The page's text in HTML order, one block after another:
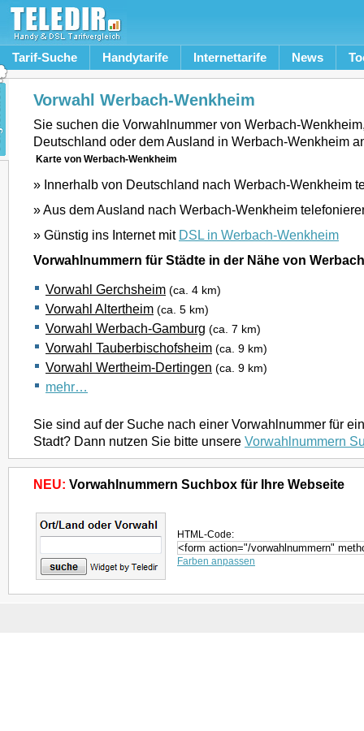
Tarif-Suche Handytarife Internettarife News
Vorwahl Werbach-Wenkheim
Sie suchen die Vorwahlnummer von Werbach-
Deutschland oder dem Ausland in Werbach-Wenkheim
Karte von Werbach-Wenkheim
» Innerhalb von Deutschland nach Werbach-Wenkheim
» Aus dem Ausland nach Werbach-Wenkheim
» Günstig ins Internet mit DSL in Werbach-Wenkheim
Vorwahlnummern für Städte in der Nähe von
Vorwahl Gerchsheim (ca. 4 km)
Vorwahl Altertheim (ca. 5 km)
Vorwahl Werbach-Gamburg (ca. 7 km)
Vorwahl Tauberbischofsheim (ca. 9 km)
Vorwahl Wertheim-Dertingen (ca. 9 km)
mehr…
Sie sind auf der Suche nach einer Vorwahlnummer für
Stadt? Dann nutzen Sie bitte unsere Vorwahlnummern
NEU: Vorwahlnummern Suchbox für Ihre Webseite
HTML-Code:
Farben anpassen